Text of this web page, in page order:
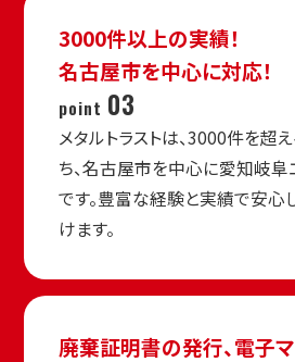
3000件以上の実績！
名古屋市を中心に対応！
point 03
メタルトラストは、3000件を超
ち、名古屋市を中心に愛知岐
です。豊富な経験と実績で安心
けます。
廃棄証明書の発行、電子